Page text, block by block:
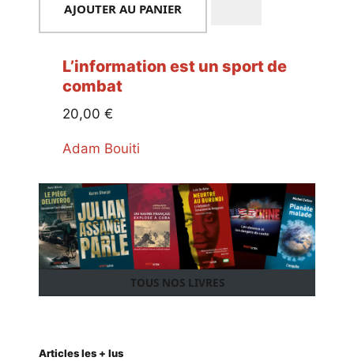
AJOUTER AU PANIER
L’information est un sport de
combat
20,00 €
Adam Bouiti
TOUS NOS LIVRES
Articles les + lus